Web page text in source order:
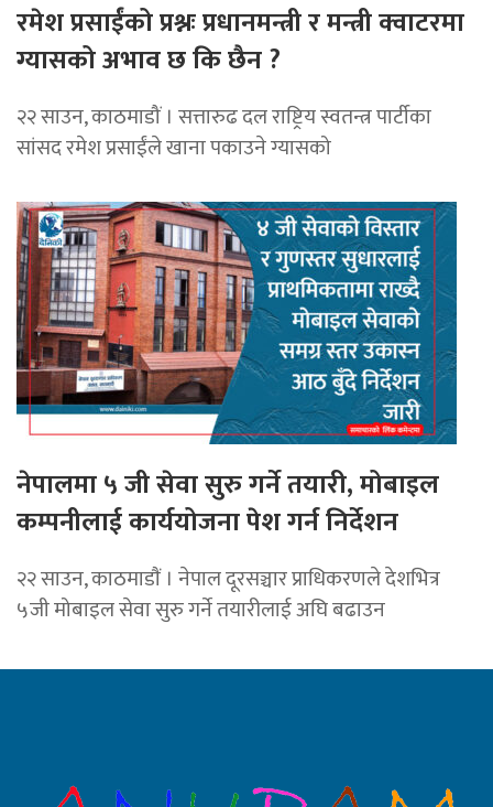
रमेश प्रसाईंको प्रश्नः प्रधानमन्त्री र मन्त्री क्वाटरमा
ग्यासको अभाव छ कि छैन ?
२२ साउन, काठमाडौं । सत्तारुढ दल राष्ट्रिय स्वतन्त्र पार्टीका
सांसद रमेश प्रसाईंले खाना पकाउने ग्यासको
नेपालमा ५ जी सेवा सुरु गर्ने तयारी, मोबाइल
कम्पनीलाई कार्ययोजना पेश गर्न निर्देशन
२२ साउन, काठमाडाैं । नेपाल दूरसञ्चार प्राधिकरणले देशभित्र
५जी मोबाइल सेवा सुरु गर्ने तयारीलाई अघि बढाउन